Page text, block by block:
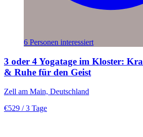
6 Personen interessiert
3 oder 4 Yogatage im Kloster:
& Ruhe für den Geist
Zell am Main, Deutschland
€529 / 3 Tage